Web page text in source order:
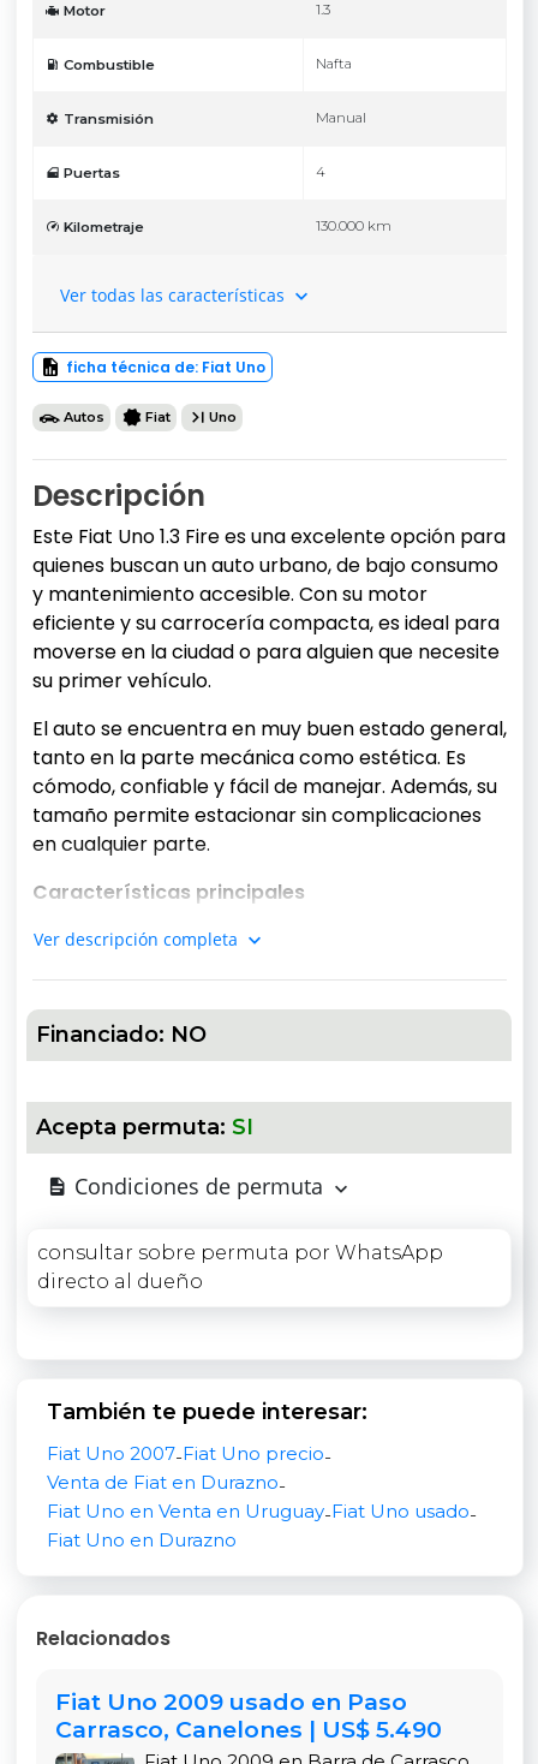
Motor 1.3
Combustible Nafta
Transmisión Manual
Puertas 4
Kilometraje 130.000 km
Ver todas las características
ficha técnica de: Fiat Uno
Autos Fiat Uno
Descripción
Este Fiat Uno 1.3 Fire es una excelente opción para
quienes buscan un auto urbano, de bajo consumo
y mantenimiento accesible. Con su motor
eficiente y su carrocería compacta, es ideal para
moverse en la ciudad o para alguien que necesite
su primer vehículo.
El auto se encuentra en muy buen estado general,
tanto en la parte mecánica como estética. Es
cómodo, confiable y fácil de manejar. Además, su
tamaño permite estacionar sin complicaciones
en cualquier parte.
Características principales
Motor 1.3 Fire
Año 2007
Combustible: Nafta
Puertas: 3
Aire acondicionado
Asientos traseros rebatibles
Papeles al día y listo para transferir
Motor y rendimiento del Fiat Uno 1.3 Fire
El motor Fire 1.3 de Fiat es conocido por su
durabilidad, bajo consumo y bajo costo de
mantenimiento. Ideal para recorridos diarios, su
rendimiento en ciudad es eficiente, y su mecánica
simple facilita cualquier reparación futura.
Consumo y economía
consumo contenido. Con un promedio urbano de
entre 13 y 15 km/litro, es perfecto para quienes
Ver descripción completa
Financiado: NO
Acepta permuta: SI
Condiciones de permuta
consultar sobre permuta por WhatsApp
directo al dueño
También te puede interesar:
Fiat Uno 2007-Fiat Uno precio-
Venta de Fiat en Durazno-
Fiat Uno en Venta en Uruguay-Fiat Uno usado-
Fiat Uno en Durazno
Relacionados
Fiat Uno 2009 usado en Paso
Carrasco, Canelones | US$ 5.490